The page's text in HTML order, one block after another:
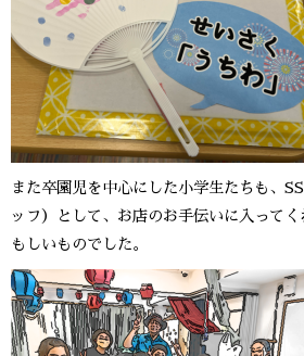
また卒園児を中心にした小学生たちも、
ッフ）として、お店のお手伝いに入って
もしいものでした。